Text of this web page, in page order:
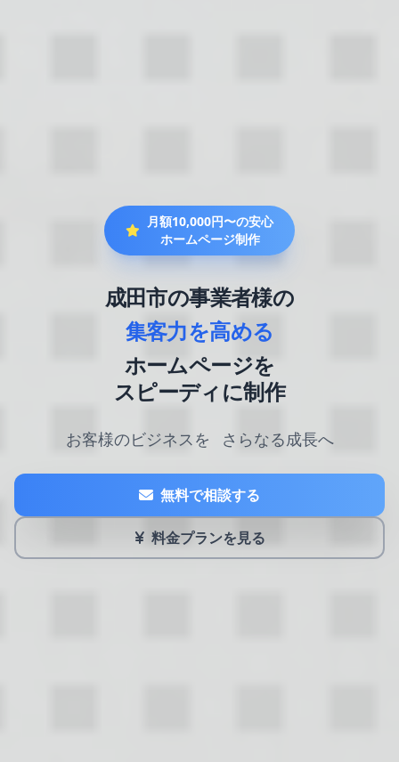
月額10,000円〜の安心
ホームページ制作
成田市の事業者様の
集客力を高める
ホームページを
スピーディに制作
お客様のビジネスを さらなる成長へ
無料で相談する
料金プランを見る